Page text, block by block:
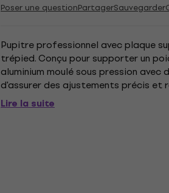
Poser une questionPartagerSauvegarder
Pupitre professionnel avec plaque
trépied. Conçu pour supporter un
aluminium moulé sous pression avec
d'assurer des ajustements précis
durabilité dans le temps. Le...
Lire la suite